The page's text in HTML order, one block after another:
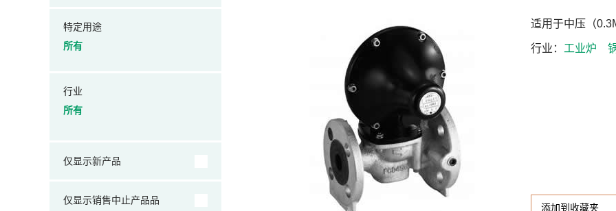
适用于中压（
行业 工业炉
添加到收藏夹
特定用途
所有
行业
所有
仅显示新产品
仅显示销售中止产品品